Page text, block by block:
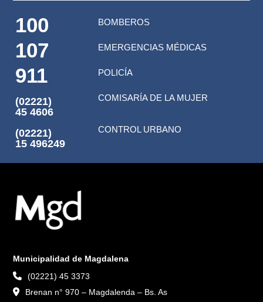
100 BOMBEROS
107 EMERGENCIAS MÉDICAS
911 POLICÍA
(02221)
45 4606
COMISARÍA DE LA MUJER
(02221)
15 496249
CONTROL URBANO
Municipalidad de Magdalena
(02221) 45 3373
Brenan n° 970 – Magdalenda – Bs. As